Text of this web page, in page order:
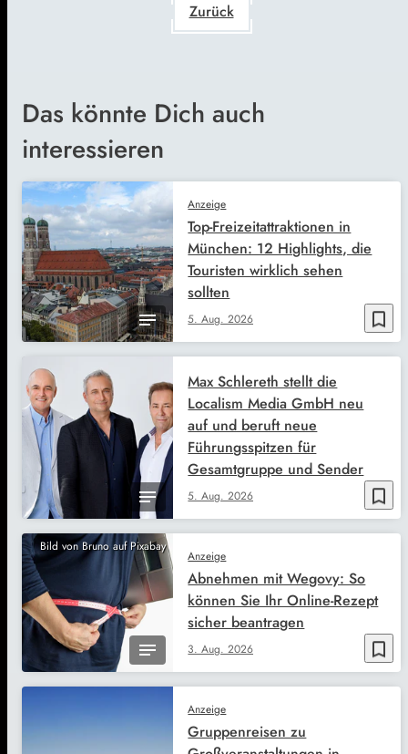
Zurück
Das könnte Dich auch
interessieren
bookmark_border
Anzeige
5. Aug. 2026
Top-Freizeitattraktionen in
München: 12 Highlights, die
Touristen wirklich sehen
sollten
bookmark_border
5. Aug. 2026
Max Schlereth stellt die
Localism Media GmbH neu
auf und beruft neue
Führungsspitzen für
Gesamtgruppe und Sender
Bild von Bruno auf Pixabay
bookmark_border
Anzeige
3. Aug. 2026
Abnehmen mit Wegovy: So
können Sie Ihr Online-Rezept
sicher beantragen
Anzeige
Gruppenreisen zu